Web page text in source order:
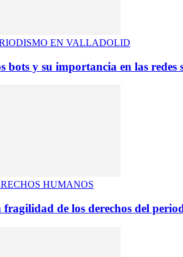
EN VALLADOLID
bots y su importancia en las redes
HUMANOS
fragilidad de los derechos del